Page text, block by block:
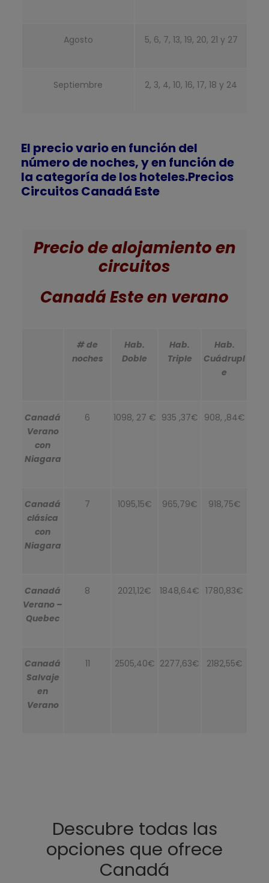
Agosto 5, 6, 7, 13, 19, 20, 21 y 27
Septiembre 2, 3, 4, 10, 16, 17, 18 y 24
El precio vario en función del
número de noches, y en función de
la categoría de los hoteles.Precios
Circuitos Canadá Este
Precio de alojamiento en
circuitos
Canadá Este en verano
# de
noches
Hab.
Doble
Hab.
Triple
Hab.
Cuádrupl
e
Canadá
Verano
con
Niagara
6 1098, 27 € 935 ,37€ 908, ,84€
Canadá
clásica
con
Niagara
7 1095,15€ 965,79€ 918,75€
Canadá
Verano –
Quebec
8 2021,12€ 1848,64€ 1780,83€
Canadá
Salvaje
en
Verano
11 2505,40€ 2277,63€ 2182,55€
Descubre todas las
opciones que ofrece
Canadá